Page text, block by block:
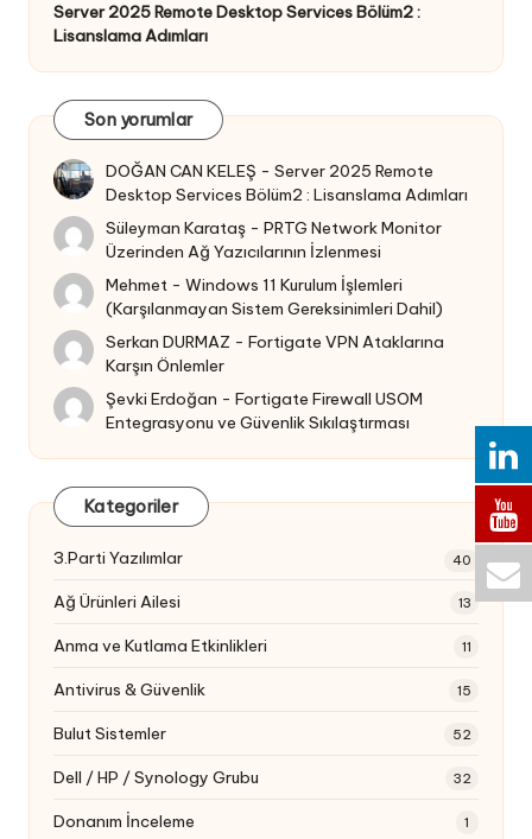
Server 2025 Remote Desktop Services Bölüm2 :
Lisanslama Adımları
Son yorumlar
DOĞAN CAN KELEŞ -Server 2025 Remote
Desktop Services Bölüm2 : Lisanslama Adımları
Süleyman Karataş -PRTG Network Monitor
Üzerinden Ağ Yazıcılarının İzlenmesi
Mehmet -Windows 11 Kurulum İşlemleri
(Karşılanmayan Sistem Gereksinimleri Dahil)
Serkan DURMAZ -Fortigate VPN Ataklarına
Karşın Önlemler
Şevki Erdoğan -Fortigate Firewall USOM
Entegrasyonu ve Güvenlik Sıkılaştırması
Kategoriler
3.Parti Yazılımlar 40
Ağ Ürünleri Ailesi 13
Anma ve Kutlama Etkinlikleri 11
Antivirus & Güvenlik 15
Bulut Sistemler 52
Dell / HP / Synology Grubu 32
Donanım İnceleme 1